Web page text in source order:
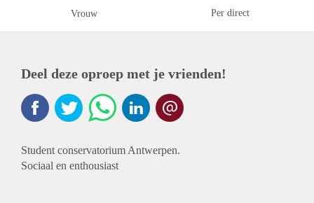
Vrouw Per direct
Deel deze oproep met je vrienden!
Student conservatorium Antwerpen.
Sociaal en enthousiast